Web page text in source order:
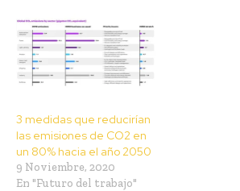
3 medidas que reducirían
las emisiones de CO2 en
un 80% hacia el año 2050
9 Noviembre, 2020
En "Futuro del trabajo"